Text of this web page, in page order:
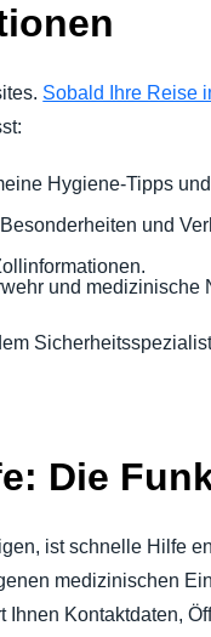
Sobald Ihre Reise
Hygiene-Tipps
und
und medizinische
Die
ist schnelle Hilfe
medizinischen
Kontaktdaten,